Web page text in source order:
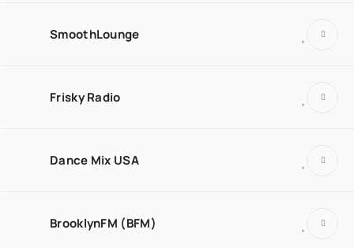
SmoothLounge
Frisky Radio
Dance Mix USA
BrooklynFM (BFM)